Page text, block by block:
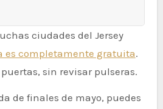
ciudades del Jersey
es completamente gratuita.
sin revisar pulseras.
de finales de mayo, puedes